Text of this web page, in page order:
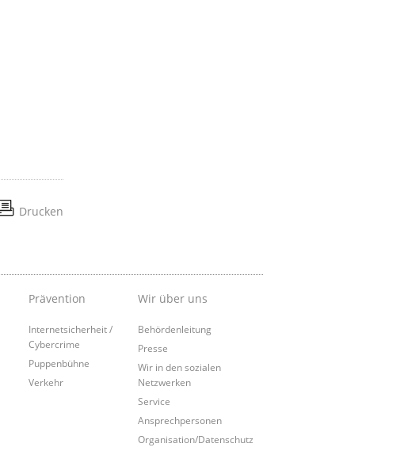
Drucken
Prävention
Internetsicherheit /
Cybercrime
Puppenbühne
Verkehr
Wir über uns
Behördenleitung
Presse
Wir in den sozialen
Netzwerken
Service
Ansprechpersonen
Organisation/Datenschutz